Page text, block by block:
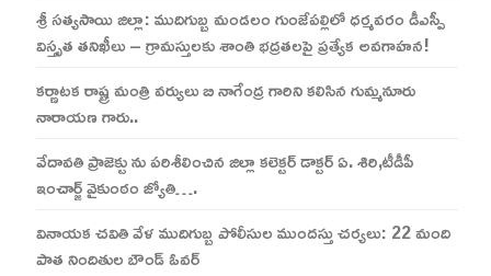
శ్రీ సత్యసాయి జిల్లా: ముదిగుబ్బ మండలం గుంజేపల్లిలో ధర్మవరం డీఎస్పీ
విస్తృత తనిఖీలు – గ్రామస్తులకు శాంతి భద్రతలపై ప్రత్యేక అవగాహన!
కర్ణాటక రాష్ట్ర మంత్రి వర్యులు బి నాగేంద్ర గారిని కలిసిన గుమ్మనూరు
నారాయణ గారు..
వేదావతి ప్రాజెక్టు ను పరిశీలించిన జిల్లా కలెక్టర్ డాక్టర్ ఏ. శిరి,టీడీపీ
ఇంచార్జ్ వైకుంఠం జ్యోతి….
వినాయక చవితి వేళ ముదిగుబ్బ పోలీసుల ముందస్తు చర్యలు: 22 మంది
పాత నిందితుల బౌండ్ ఓవర్